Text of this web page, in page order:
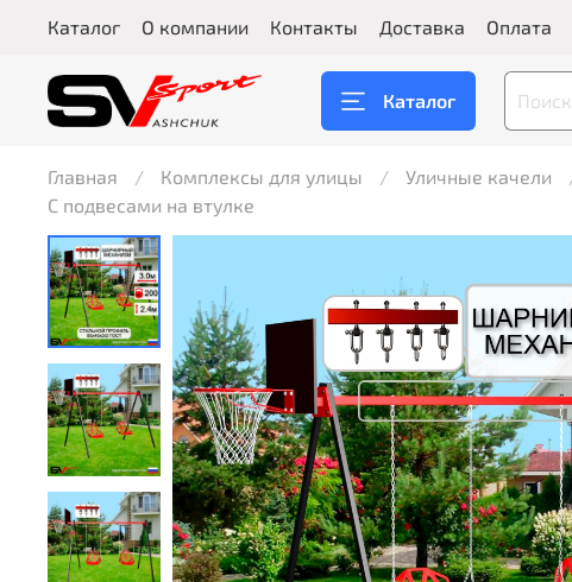
Каталог О компании Контакты Доставка Оплата
Каталог
Главная Комплексы для улицы Уличные качели
С подвесами на втулке